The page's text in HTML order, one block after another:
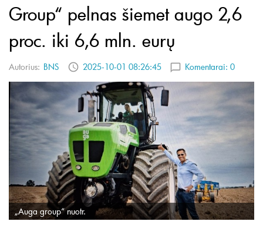
Group“ pelnas šiemet augo 2,6
proc. iki 6,6 mln. eurų
Autorius: BNS 2025-10-01 08:26:45 Komentarai: 0
„Auga group“ nuotr.